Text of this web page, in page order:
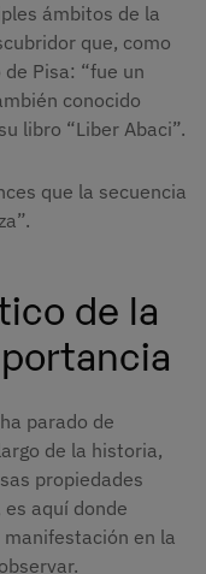
ámbitos de la
que, como
Pisa: “fue un
conocido
libro “Liber Abaci”.
que la secuencia
de la
parado de
de la historia,
propiedades
aquí donde
en la